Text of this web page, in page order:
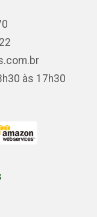
às 17h30